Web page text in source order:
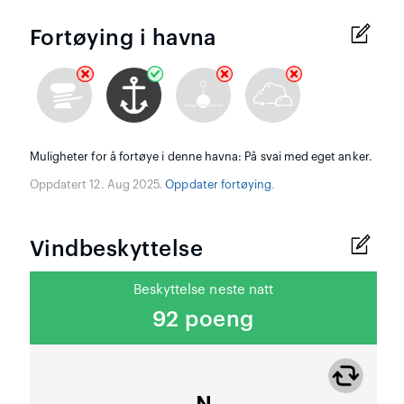
Fortøying i havna
Muligheter for å fortøye i denne havna: På svai med eget anker.
Oppdatert 12. Aug 2025.Oppdater fortøying.
Vindbeskyttelse
Beskyttelse neste natt
92 poeng